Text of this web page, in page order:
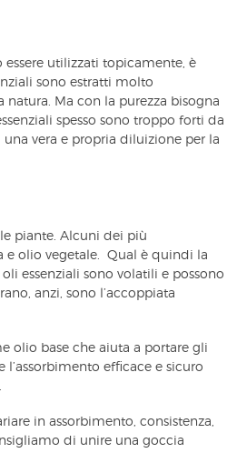
utilizzati topicamente, è
sono estratti molto
Ma con la purezza bisogna
spesso sono troppo forti da
vera e propria diluizione per la
piante. Alcuni dei più
olio vegetale. Qual è quindi la
essenziali sono volatili e possono
anzi, sono l’accoppiata
olio base che aiuta a portare gli
efficace e sicuro
in assorbimento, consistenza,
di unire una goccia